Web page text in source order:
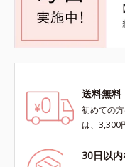
送料無料
初めての
は、3,300
30日以